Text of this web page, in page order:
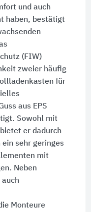
und auch
haben, bestätigt
(FIW)
zweier häufig
für
aus EPS
Sowohl mit
er dadurch
sehr geringes
mit
Neben
Monteure